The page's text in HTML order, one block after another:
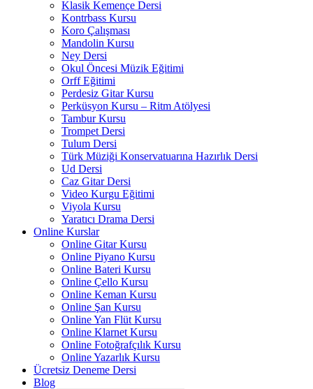
Klasik Kemençe Dersi
Kontrbass Kursu
Koro Çalışması
Mandolin Kursu
Ney Dersi
Okul Öncesi Müzik Eğitimi
Orff Eğitimi
Perdesiz Gitar Kursu
Perküsyon Kursu – Ritm Atölyesi
Tambur Kursu
Trompet Dersi
Tulum Dersi
Türk Müziği Konservatuarına Hazırlık Dersi
Ud Dersi
Caz Gitar Dersi
Video Kurgu Eğitimi
Viyola Kursu
Yaratıcı Drama Dersi
Online Kurslar
Online Gitar Kursu
Online Piyano Kursu
Online Bateri Kursu
Online Çello Kursu
Online Keman Kursu
Online Şan Kursu
Online Yan Flüt Kursu
Online Klarnet Kursu
Online Fotoğrafçılık Kursu
Online Yazarlık Kursu
Ücretsiz Deneme Dersi
Blog